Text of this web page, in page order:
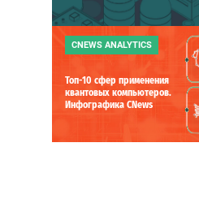
CNEWS ANALYTICS
Топ-10 сфер применения
квантовых компьютеров.
Инфографика CNews